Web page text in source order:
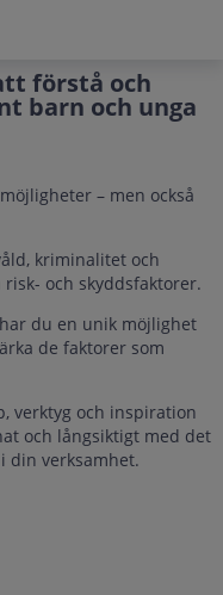
förstå och
barn och unga
– men också
kriminalitet och
och skyddsfaktorer.
du en unik möjlighet
de faktorer som
verktyg och inspiration
och långsiktigt med det
din verksamhet.